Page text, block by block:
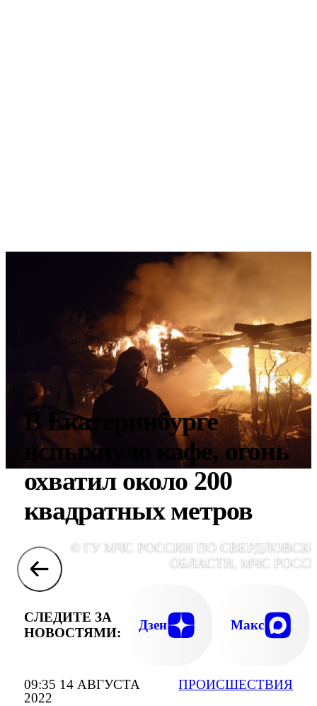
09:35 14 АВГУСТА
2022
ПРОИСШЕСТВИЯ
В Екатеринбурге
вспыхнуло кафе, огонь
охватил около 200
квадратных метров
© ГУ МЧС РОССИИ ПО
ОБЛАСТИ, МЧС
СЛЕДИТЕ ЗА
НОВОСТЯМИ:
Дзен Макс